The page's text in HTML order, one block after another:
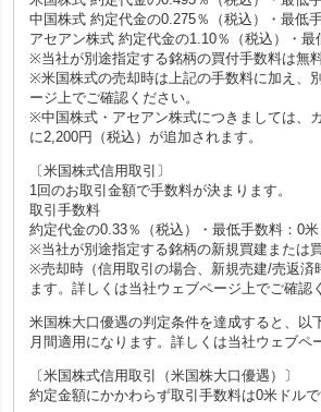
中国株式 約定代金の0.275％（税込）・最低
アセアン株式 約定代金の1.10％（税込）・
※当社が別途指定する銘柄の買付手数料は無
※米国株式の売却時は上記の手数料に加え、
ージ上でご確認ください。
※中国株式・アセアン株式につきましては、
に2,200円（税込）が追加されます。
〔米国株式信用取引〕
1回のお取引金額で手数料が決まります。
取引手数料
約定代金の0.33％（税込）・最低手数料：0
※当社が別途指定する銘柄の新規買建または
※売却時（信用取引の場合、新規売建/売返済
ます。詳しくは当社ウェブページ上でご確認
米国株大口優遇の判定条件を達成すると、
月間適用になります。詳しくは当社ウェブペ
〔米国株式信用取引（米国株大口優遇）〕
約定金額にかかわらず取引手数料は0米ドル